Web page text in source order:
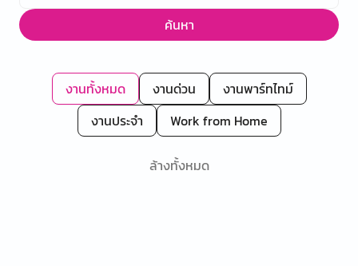
ค้นหา
งานทั้งหมด งานด่วน
งานพาร์ทไทม์
งานประจำ
Work from Home
ล้างทั้งหมด